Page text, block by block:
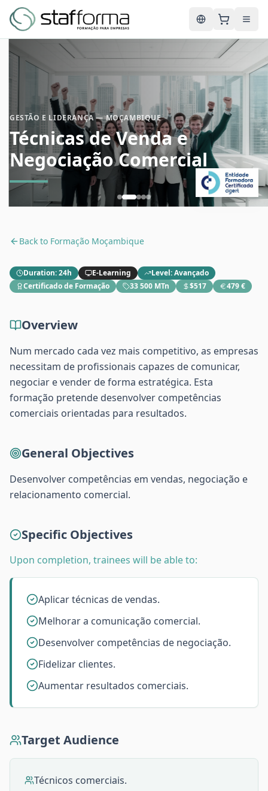
English
GESTÃO E LIDERANÇA — MOÇAMBIQUE
Técnicas de Venda e
Negociação Comercial
Back to Formação Moçambique
Duration:24h E-Learning Level:Avançado
Certificado de Formação
33 500 MTn $517 479 €
Overview
Num mercado cada vez mais competitivo, as empresas
necessitam de profissionais capazes de comunicar,
negociar e vender de forma estratégica. Esta
formação pretende desenvolver competências
comerciais orientadas para resultados.
General Objectives
Desenvolver competências em vendas, negociação e
relacionamento comercial.
Specific Objectives
Upon completion, trainees will be able to:
Aplicar técnicas de vendas.
Melhorar a comunicação comercial.
Desenvolver competências de negociação.
Fidelizar clientes.
Aumentar resultados comerciais.
Target Audience
Técnicos comerciais.